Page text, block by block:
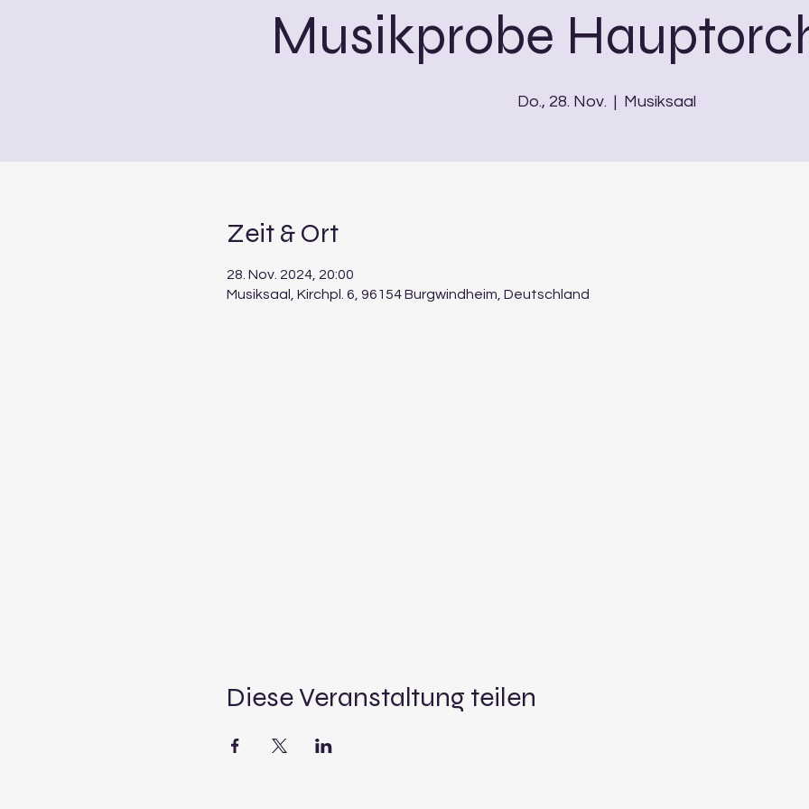
Musikprobe
Do., 28. Nov.
  |
Musiksaal
Zeit & Ort
28. Nov. 2024, 20:00
Musiksaal, Kirchpl. 6, 96154 Burgwindheim, Deutschland
Diese Veranstaltung teilen